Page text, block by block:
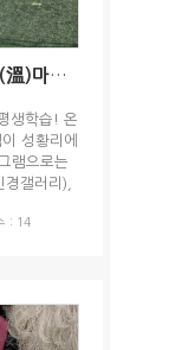
[성인장애인 평생교육] 온(溫)마을배움터 2026년 상반기 프로그램 종강
생학습! 온
성황리에
램으로는
갤러리),
되었습니
: 14